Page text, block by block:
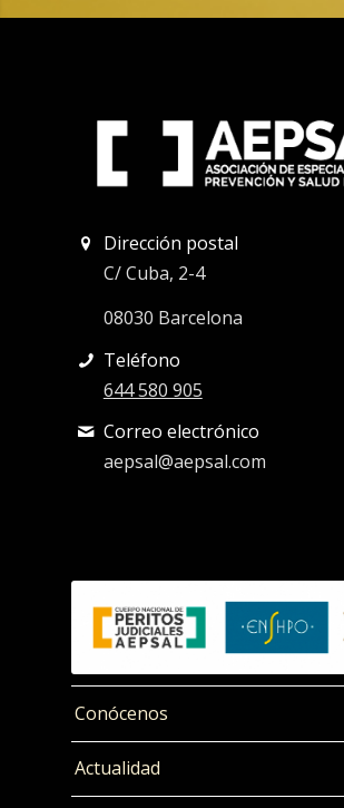
Dirección postal
C/ Cuba, 2-4
08030 Barcelona
Teléfono
644 580 905
Correo electrónico
aepsal@aepsal.com
Conócenos
Actualidad